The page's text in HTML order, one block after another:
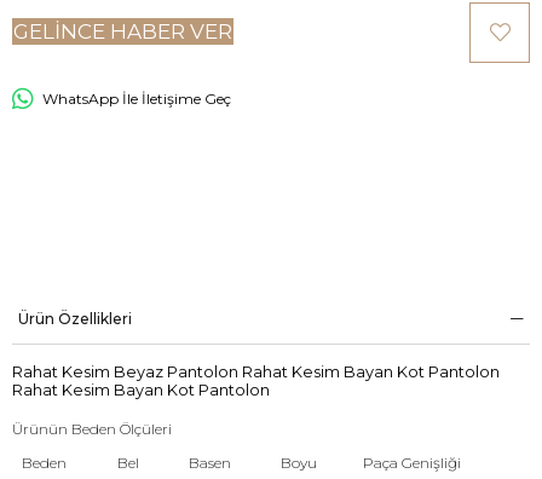
GELINCE HABER VER
WhatsApp İle İletişime Geç
Ürün Özellikleri
Rahat Kesim Beyaz Pantolon Rahat Kesim Bayan Kot Pantolon
Rahat Kesim Bayan Kot Pantolon
Ürünün Beden Ölçüleri
Beden
Bel Basen Boyu Paça Genişliği